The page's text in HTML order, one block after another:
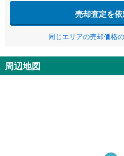
売却査定を
同じエリアの売却価格
周辺地図